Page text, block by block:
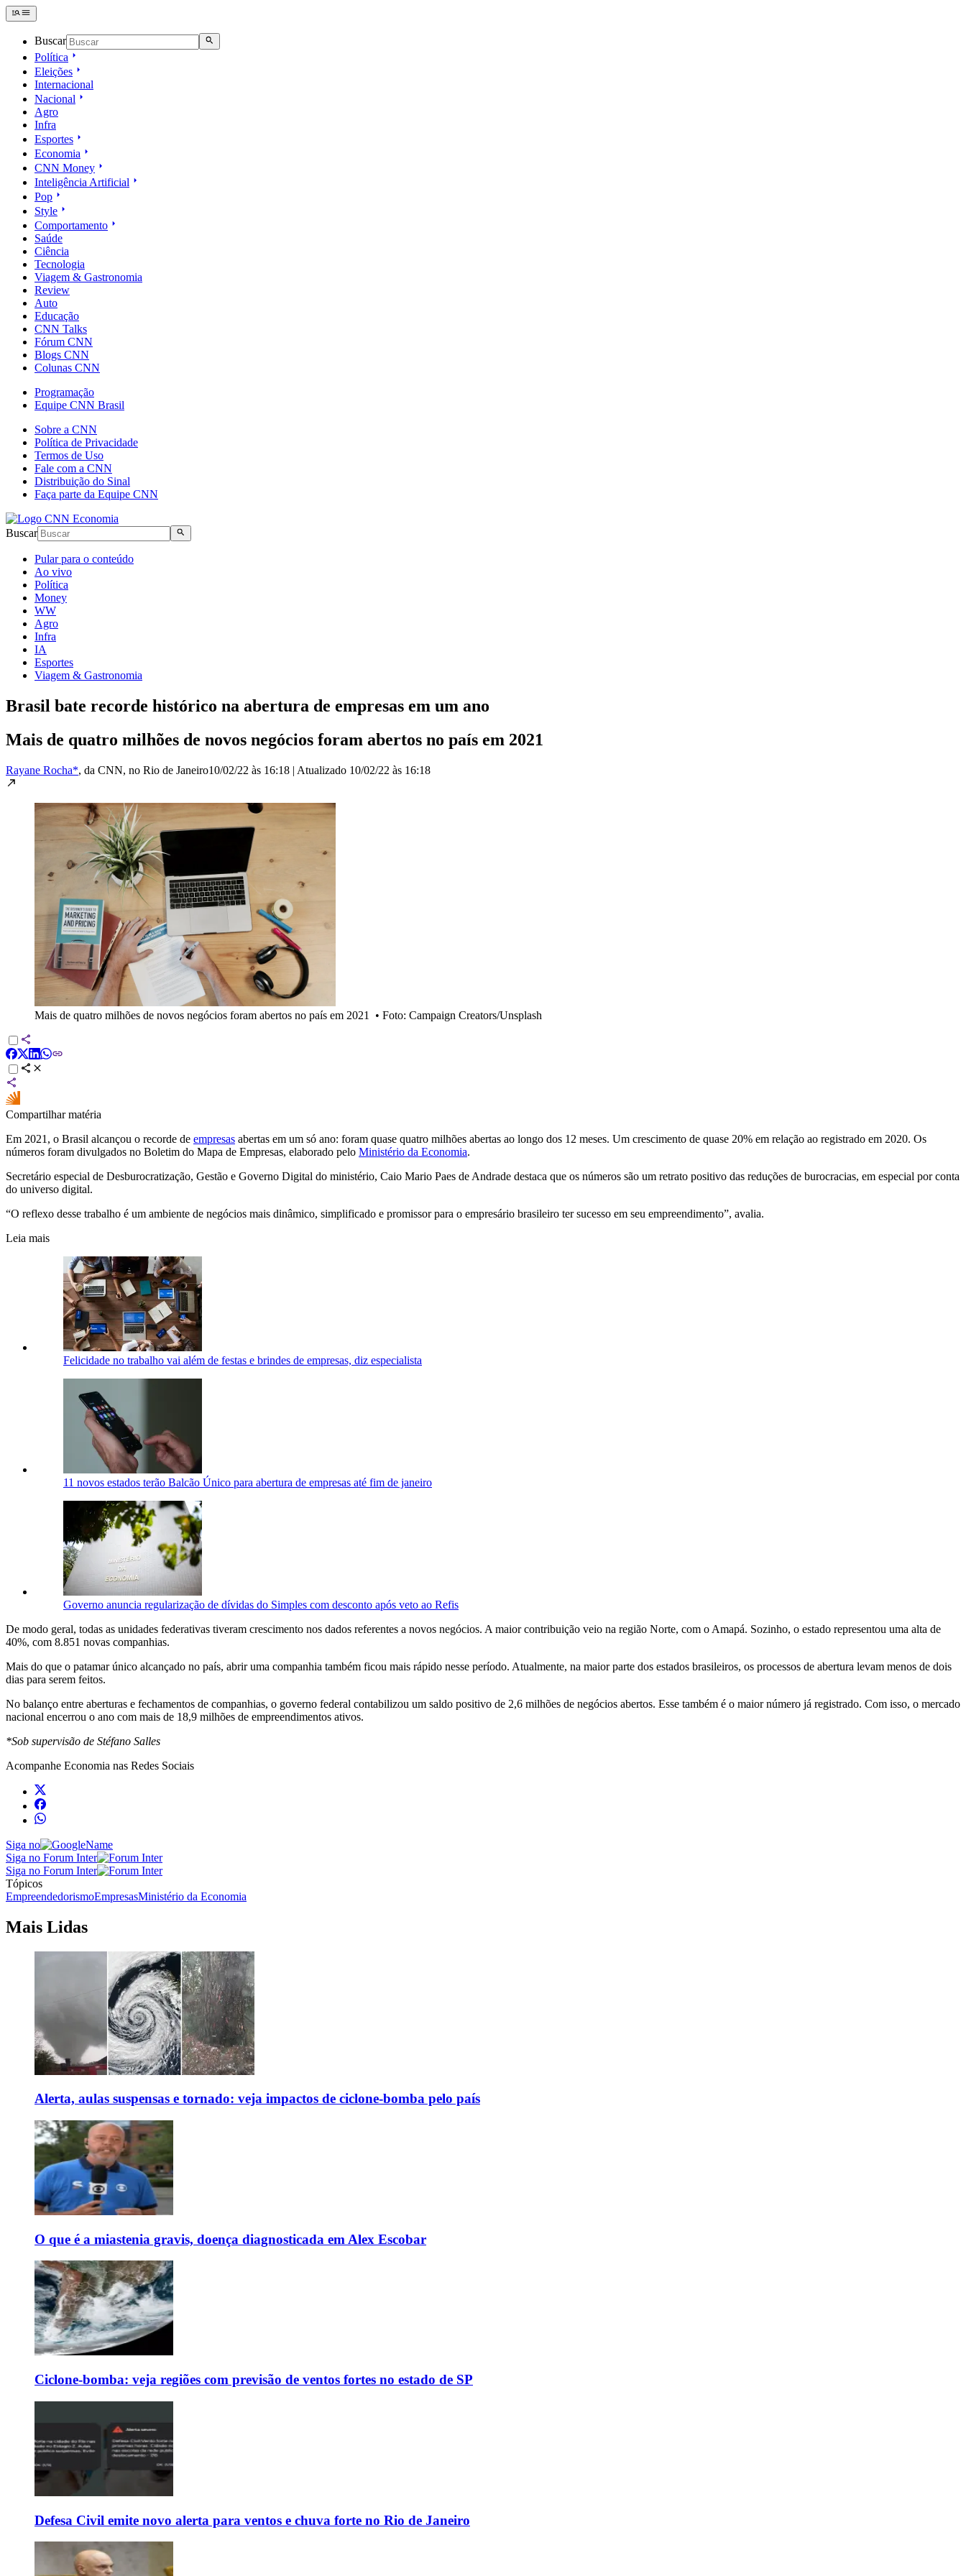
Buscar
Política
Eleições
Internacional
Nacional
Agro
Infra
Esportes
Economia
CNN Money
Inteligência Artificial
Pop
Style
Comportamento
Saúde
Ciência
Tecnologia
Viagem & Gastronomia
Review
Auto
Educação
CNN Talks
Fórum CNN
Blogs CNN
Colunas CNN
Programação
Equipe CNN Brasil
Sobre a CNN
Política de Privacidade
Termos de Uso
Fale com a CNN
Distribuição do Sinal
Faça parte da Equipe CNN
Buscar
Pular para o conteúdo
Ao vivo
Política
Money
WW
Agro
Infra
IA
Esportes
Viagem & Gastronomia
Brasil bate recorde histórico na abertura de empresas em um ano
Mais de quatro milhões de novos negócios foram abertos no país em 2021
Rayane Rocha*, da CNN, no Rio de Janeiro10/02/22 às 16:18 | Atualizado 10/02/22 às 16:18
Mais de quatro milhões de novos negócios foram abertos no país em 2021 • Foto: Campaign Creators/Unsplash
Compartilhar matéria
Em 2021, o Brasil alcançou o recorde de empresas abertas em um só ano: foram quase quatro milhões abertas ao longo dos 12 meses. Um crescimento de quase 20% em relação ao registrado em 2020. Os
números foram divulgados no Boletim do Mapa de Empresas, elaborado pelo Ministério da Economia.
Secretário especial de Desburocratização, Gestão e Governo Digital do ministério, Caio Mario Paes de Andrade destaca que os números são um retrato positivo das reduções de burocracias, em especial por conta
do universo digital.
“O reflexo desse trabalho é um ambiente de negócios mais dinâmico, simplificado e promissor para o empresário brasileiro ter sucesso em seu empreendimento”, avalia.
Leia mais
Felicidade no trabalho vai além de festas e brindes de empresas, diz especialista
11 novos estados terão Balcão Único para abertura de empresas até fim de janeiro
Governo anuncia regularização de dívidas do Simples com desconto após veto ao Refis
De modo geral, todas as unidades federativas tiveram crescimento nos dados referentes a novos negócios. A maior contribuição veio na região Norte, com o Amapá. Sozinho, o estado representou uma alta de
40%, com 8.851 novas companhias.
Mais do que o patamar único alcançado no país, abrir uma companhia também ficou mais rápido nesse período. Atualmente, na maior parte dos estados brasileiros, os processos de abertura levam menos de dois
dias para serem feitos.
No balanço entre aberturas e fechamentos de companhias, o governo federal contabilizou um saldo positivo de 2,6 milhões de negócios abertos. Esse também é o maior número já registrado. Com isso, o mercado
nacional encerrou o ano com mais de 18,9 milhões de empreendimentos ativos.
*Sob supervisão de Stéfano Salles
Acompanhe Economia nas Redes Sociais
Siga no
Siga no Forum Inter
Siga no Forum Inter
Tópicos
EmpreendedorismoEmpresasMinistério da Economia
Mais Lidas
Alerta, aulas suspensas e tornado: veja impactos de ciclone-bomba pelo país
O que é a miastenia gravis, doença diagnosticada em Alex Escobar
Ciclone-bomba: veja regiões com previsão de ventos fortes no estado de SP
Defesa Civil emite novo alerta para ventos e chuva forte no Rio de Janeiro